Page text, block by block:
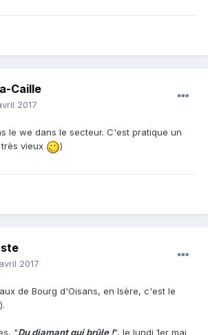
Caille
2017
le we dans le secteur. C'est pratique un
vieux
)
2017
de Bourg d'Oisans, en Isère, c'est le
"Du diamant qui brûle !", le lundi 1er mai